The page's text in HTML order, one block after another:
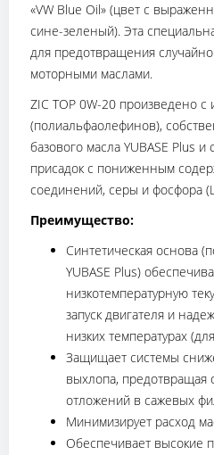
«VW Blue Oil» (цвет с
сине-зеленый). Эта
для предотвращения
моторными маслами.
ZIC TOP 0W-20 произведено
(полиальфаолефинов),
базового масла YUBASE Plus
присадок с пониженным
соединений, серы и фосфора
Преимущество:
Синтетическая основа
YUBASE Plus)
низкотемпературную
запуск двигателя и
низких температурах
Защищает системы
выхлопа, предотвращая
отложений в сажевых
Минимизирует расход
Обеспечивает высокие